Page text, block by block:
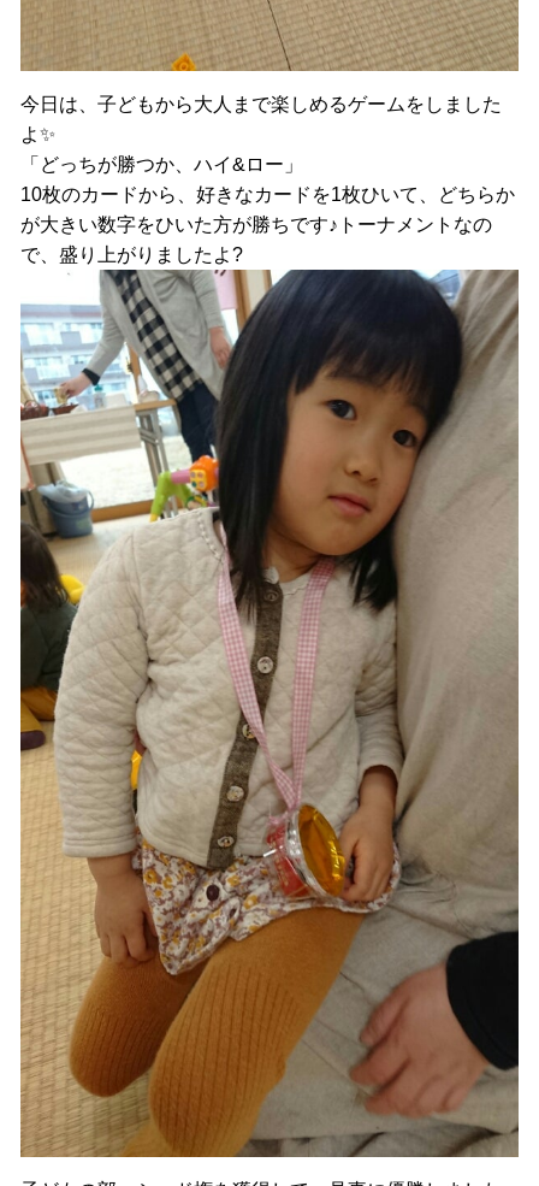
今日は、子どもから大人まで楽しめるゲームをしました
よ✨
「どっちが勝つか、ハイ&ロー」
10枚のカードから、好きなカードを1枚ひいて、どちらか
が大きい数字をひいた方が勝ちです♪トーナメントなの
で、盛り上がりましたよ?